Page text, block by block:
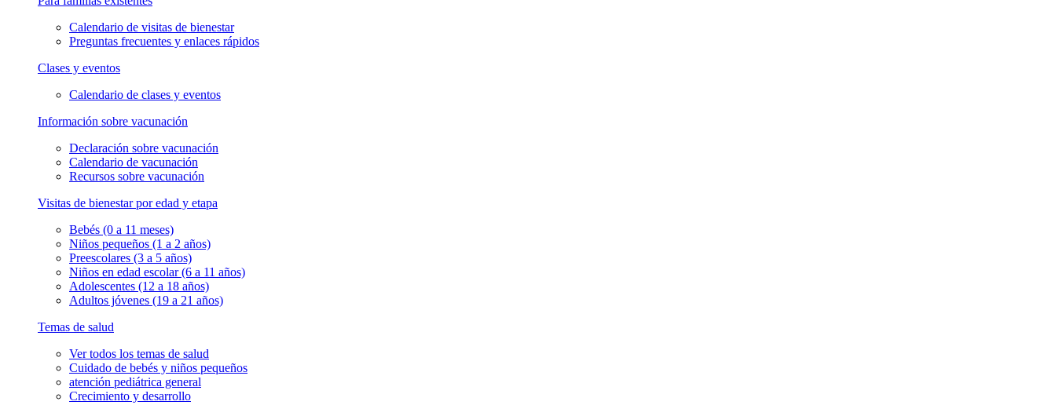
Calendario de visitas de bienestar
Preguntas frecuentes y enlaces rápidos
Clases y eventos
Calendario de clases y eventos
Información sobre vacunación
Declaración sobre vacunación
Calendario de vacunación
Recursos sobre vacunación
Visitas de bienestar por edad y etapa
Bebés (0 a 11 meses)
Niños pequeños (1 a 2 años)
Preescolares (3 a 5 años)
Niños en edad escolar (6 a 11 años)
Adolescentes (12 a 18 años)
Adultos jóvenes (19 a 21 años)
Temas de salud
Ver todos los temas de salud
Cuidado de bebés y niños pequeños
atención pediátrica general
Crecimiento y desarrollo